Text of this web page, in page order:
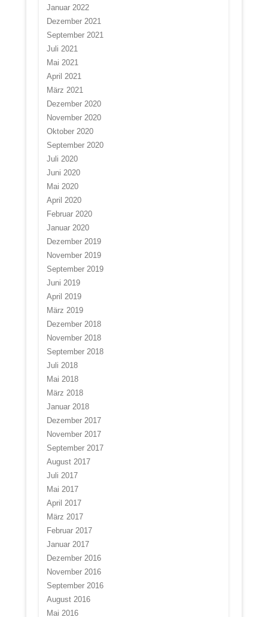
Januar 2022
Dezember 2021
September 2021
Juli 2021
Mai 2021
April 2021
März 2021
Dezember 2020
November 2020
Oktober 2020
September 2020
Juli 2020
Juni 2020
Mai 2020
April 2020
Februar 2020
Januar 2020
Dezember 2019
November 2019
September 2019
Juni 2019
April 2019
März 2019
Dezember 2018
November 2018
September 2018
Juli 2018
Mai 2018
März 2018
Januar 2018
Dezember 2017
November 2017
September 2017
August 2017
Juli 2017
Mai 2017
April 2017
März 2017
Februar 2017
Januar 2017
Dezember 2016
November 2016
September 2016
August 2016
Mai 2016